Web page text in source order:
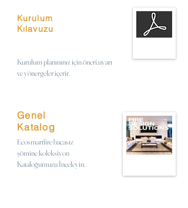
Kurulum
Kılavuzu
Kurulum planınınız için öneri,uyarı
ve yönergeler içerir.
Genel
Katalog
Ecosmartfire bacasız
şömine koleksiyon
Kataloğumuzu İnceleyin.